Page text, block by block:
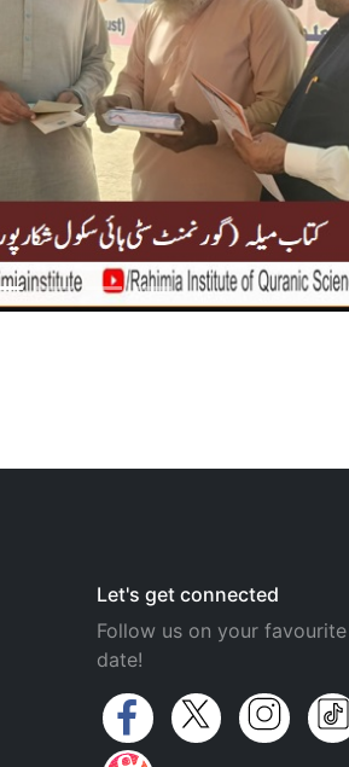
Let's get connected
Follow us on your
date!